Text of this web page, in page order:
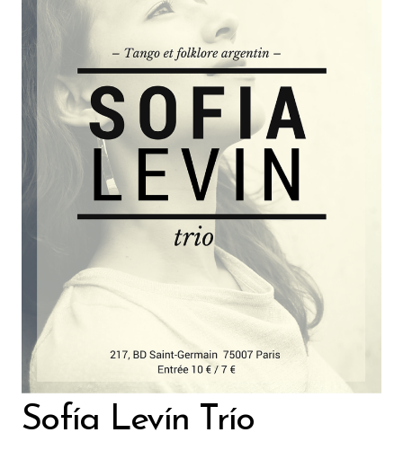
Sofía Levín Trío